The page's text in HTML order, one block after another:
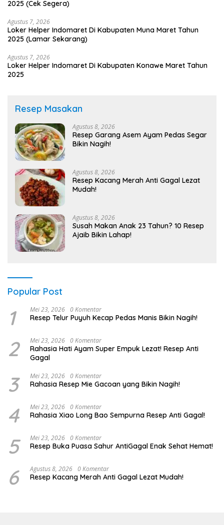
2025 (Cek Segera)
Agustus 7, 2026
Loker Helper Indomaret Di Kabupaten Muna Maret Tahun
2025 (Lamar Sekarang)
Agustus 7, 2026
Loker Helper Indomaret Di Kabupaten Konawe Maret Tahun
2025
Resep Masakan
Agustus 8, 2026
Resep Garang Asem Ayam Pedas Segar
Bikin Nagih!
Agustus 8, 2026
Resep Kacang Merah Anti Gagal Lezat
Mudah!
Agustus 8, 2026
Susah Makan Anak 23 Tahun? 10 Resep
Ajaib Bikin Lahap!
Popular Post
1 Mei 23, 2026 0 Komentar
Resep Telur Puyuh Kecap Pedas Manis Bikin Nagih!
2 Mei 23, 2026 0 Komentar
Rahasia Hati Ayam Super Empuk Lezat! Resep Anti
Gagal
3 Mei 23, 2026 0 Komentar
Rahasia Resep Mie Gacoan yang Bikin Nagih!
4 Mei 23, 2026 0 Komentar
Rahasia Xiao Long Bao Sempurna Resep Anti Gagal!
5 Mei 23, 2026 0 Komentar
Resep Buka Puasa Sahur AntiGagal Enak Sehat Hemat!
6 Agustus 8, 2026 0 Komentar
Resep Kacang Merah Anti Gagal Lezat Mudah!